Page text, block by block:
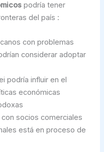
podría tener
del país :
con problemas
considerar adoptar
podría influir en el
económicas
socios comerciales
está en proceso de